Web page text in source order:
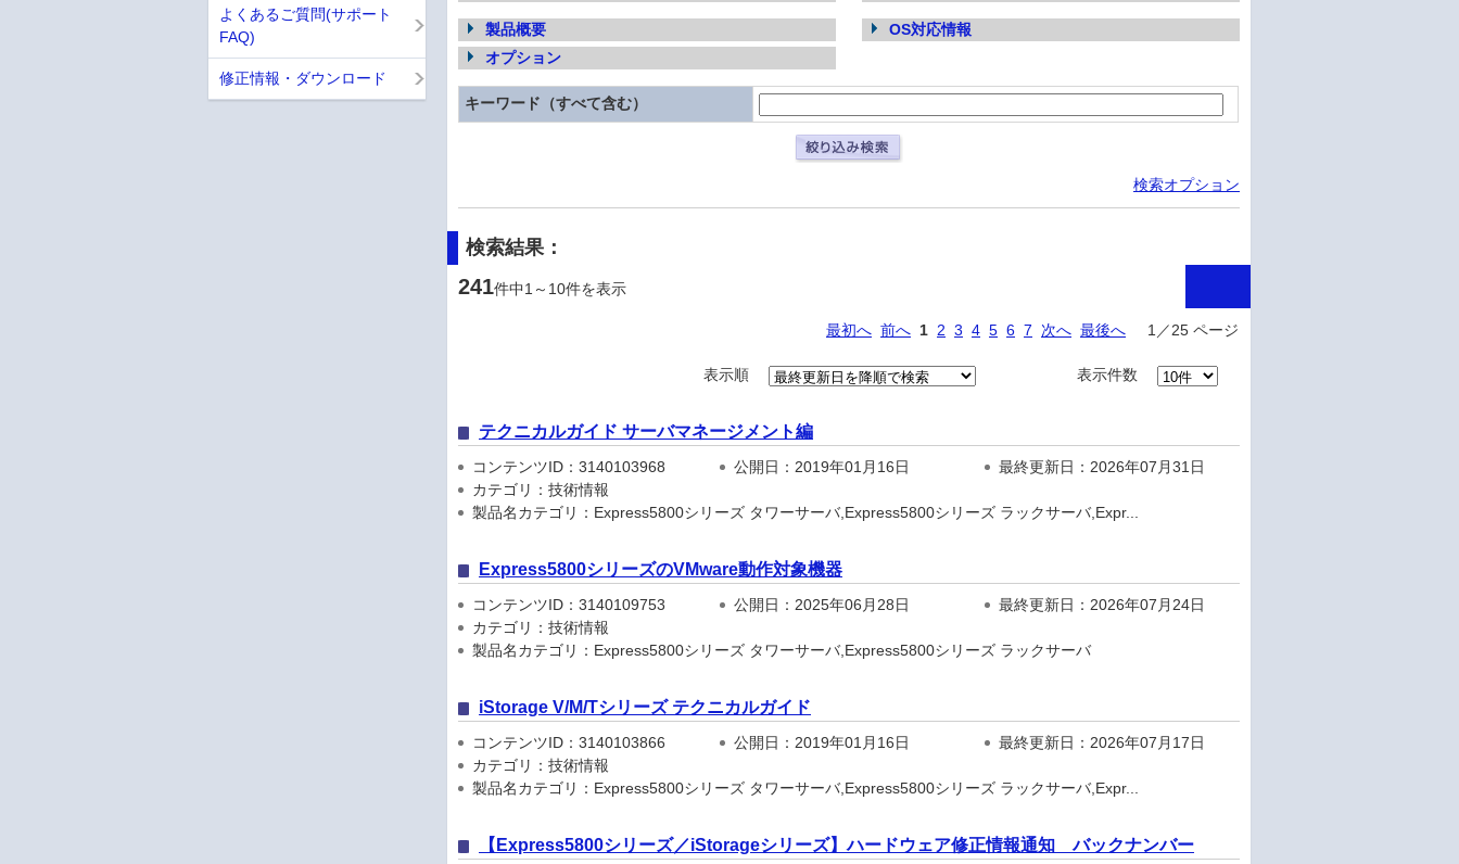
製品概要
OS対応情報
オプション
キーワード（すべて含む）
検索オプション
検索結果：
241件中1～10件を表示
最初へ 前へ 1 2 3 4 5 6 7 次へ 最後へ 1／25 ページ
表示順 表示件数
テクニカルガイド サーバマネージメント編
コンテンツID：3140103968 公開日：2019年01月16日
最終更新日：2026年07月31日
カテゴリ：技術情報
製品名カテゴリ：Express5800シリーズ タワーサーバ,Express5800シリーズ ラックサーバ,Expr...
Express5800シリーズのVMware動作対象機器
コンテンツID：3140109753 公開日：2025年06月28日
最終更新日：2026年07月24日
カテゴリ：技術情報
製品名カテゴリ：Express5800シリーズ タワーサーバ,Express5800シリーズ ラックサーバ
iStorage V/M/Tシリーズ テクニカルガイド
コンテンツID：3140103866 公開日：2019年01月16日
最終更新日：2026年07月17日
カテゴリ：技術情報
製品名カテゴリ：Express5800シリーズ タワーサーバ,Express5800シリーズ ラックサーバ,Expr...
【Express5800シリーズ／iStorageシリーズ】ハードウェア修正情報通知 バックナンバー
よくあるご質問(サポート
FAQ)
修正情報・ダウンロード